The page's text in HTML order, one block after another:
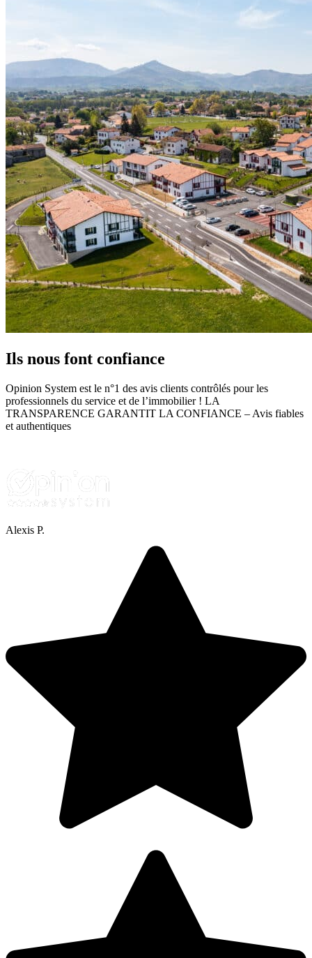
Ils nous font confiance
Opinion System est le n°1 des avis clients contrôlés pour les
professionnels du service et de l’immobilier ! LA
TRANSPARENCE GARANTIT LA CONFIANCE – Avis fiables
et authentiques
Alexis P.